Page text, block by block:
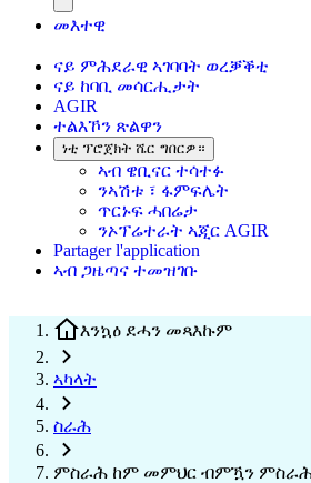
መእተዊ
ናይ ምሕደራዊ ኣገባባት ወረቓቕቲ
ናይ ከባቢ መሳርሒታት
AGIR
ተልእኾን ጽልዋን
ነቲ ፕሮጀክት ሼር ግበርዎ።
ኣብ ዌቢናር ተሳተፉ
ንኣሽቱ ፣ ፋምፍሌት
ጥርኑፍ ሓበሬታ
ንኦፕሬተራት ኣጂር AGIR
Partager l'application
ኣብ ጋዜጣና ተመዝገቡ
እንኳዕ ደሓን መጻእኩም
ኣካላት
ስራሕ
ምስራሕ ከም መምህር ብምዃን ምስራሕ